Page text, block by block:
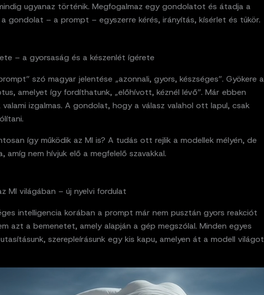
ugyanaz történik. Megfogalmaz egy gondolatot és átadja a
a gondolat – a prompt – egyszerre kérés, irányítás, kísérlet és tükör.
– a gyorsaság és a készenlét ígérete
szó magyar jelentése „azonnali, gyors, készséges”. Gyökere a
amelyet így fordíthatunk, „előhívott, kéznél lévő”. Már ebben
valami izgalmas. A gondolat, hogy a válasz valahol ott lapul, csak
így működik az MI is? A tudás ott rejlik a modellek mélyén, de
amíg nem hívjuk elő a megfelelő szavakkal.
MI világában – új nyelvi fordulat
intelligencia korában a prompt már nem pusztán gyors reakciót
azt a bemenetet, amely alapján a gép megszólal. Minden egyes
szerepleírásunk egy kis kapu, amelyen át a modell világot